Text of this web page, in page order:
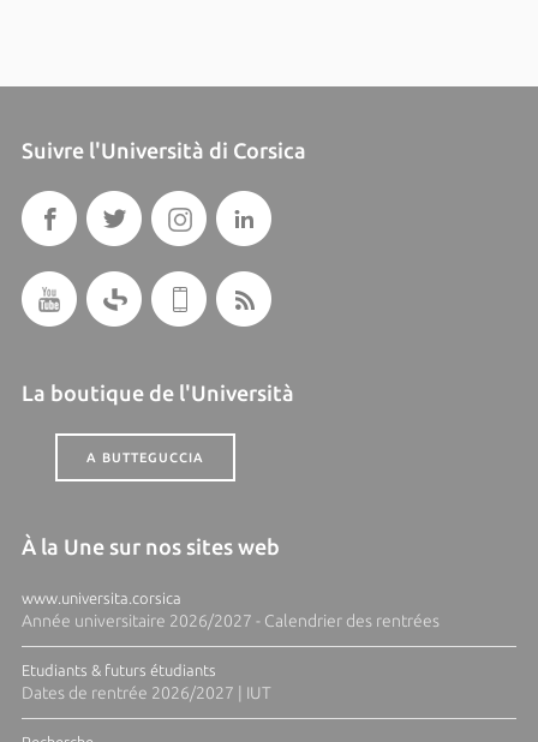
Suivre l'Università di Corsica
La boutique de l'Università
A BUTTEGUCCIA
À la Une sur nos sites web
www.universita.corsica
Année universitaire 2026/2027 - Calendrier des rentrées
Etudiants & futurs étudiants
Dates de rentrée 2026/2027 | IUT